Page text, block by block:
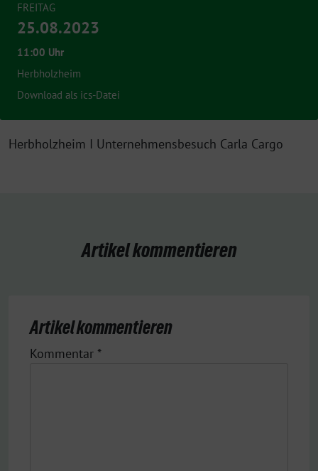
Herbholzheim I Unternehmensbesuch Carla Cargo
FREITAG
25.08.2023
11:00 Uhr
Herbholzheim
Download als ics-Datei
Artikel kommentieren
Artikel kommentieren
Kommentar *